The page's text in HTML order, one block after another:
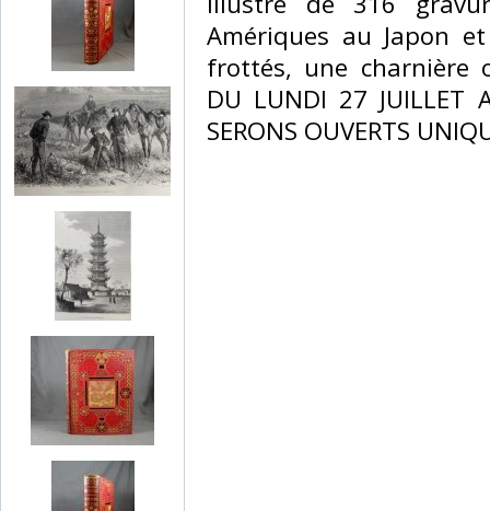
Amériques au Japon
frottés, une charnière
DU LUNDI 27 JUILLET
SERONS OUVERTS